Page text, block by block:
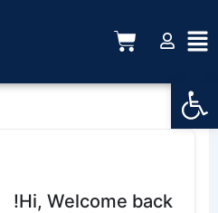
לתוכן
עגלת
Hi, Welcome back!
פתח סרגל נגישות